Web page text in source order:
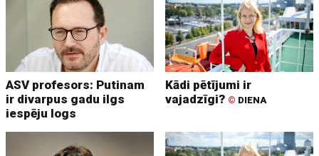
ASV profesors: Putinam
ir divarpus gadu ilgs
iespēju logs
Kādi pētījumi ir
vajadzīgi? © DIENA